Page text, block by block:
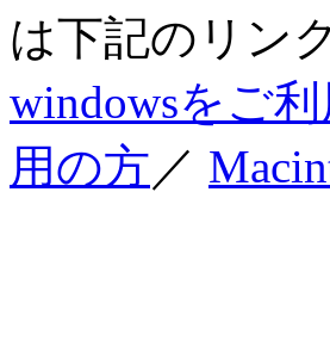
は下記のリン
windowsをご
用の方／